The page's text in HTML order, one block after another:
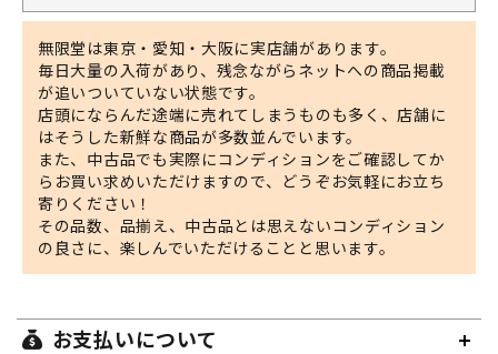
無限堂は東京・愛知・大阪に実店舗があります。
毎日大量の入荷があり、残念ながらネットへの商品掲載
が追いついていない状態です。
店頭にならんだ途端に売れてしまうものも多く、店舗に
はそうした新鮮な商品が多数並んでいます。
また、中古品でも実際にコンディションをご確認してか
らお買い求めいただけますので、どうぞお気軽にお立ち
寄りください！
その品数、品揃え、中古品とは思えないコンディション
の良さに、楽しんでいただけることと思います。
お支払いについて